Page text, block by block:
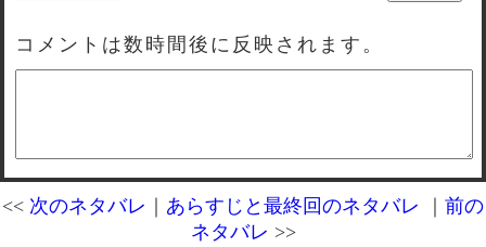
コメントは数時間後に反映されます。
<< 次のネタバレ ｜ あらすじと最終回のネタバレ ｜ 前の
ネタバレ >>